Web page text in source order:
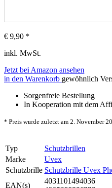
€ 9,90 *
inkl. MwSt.
Jetzt bei Amazon ansehen
in den Warenkorb gewöhnlich
Sorgenfreie Bestellung
In Kooperation mit dem
* Preis wurde zuletzt am 2. November
Typ
Schutzbrillen
Marke
Uvex
Schutzbrille Schutzbrille Uvex
EAN(s)
4031101494036